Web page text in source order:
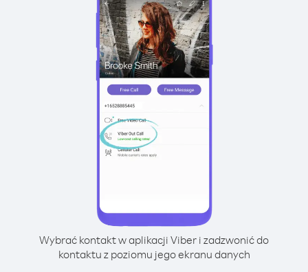
Wybrać kontakt w aplikacji Viber i zadzwonić do
kontaktu z poziomu jego ekranu danych